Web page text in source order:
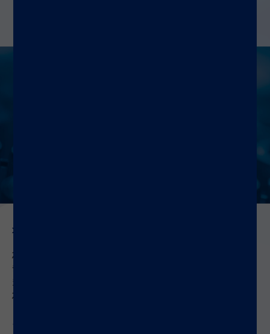
xMAP
您是否正在寻找可定制的多重检测服
务？探索xMAP
多重检测行业专家进行合作可以满足
您的需求！